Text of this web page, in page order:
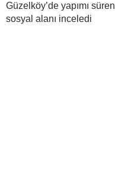
Güzelköy’de yapımı süren
sosyal alanı inceledi